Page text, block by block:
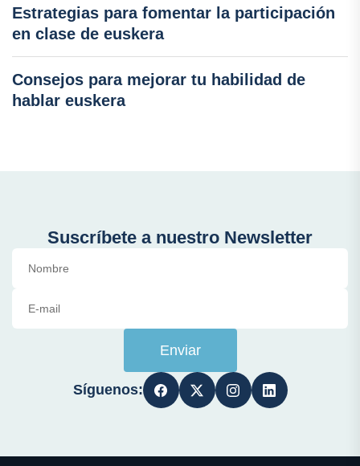
Estrategias para fomentar la participación
en clase de euskera
Consejos para mejorar tu habilidad de
hablar euskera
Suscríbete a nuestro Newsletter
Enviar
Síguenos: